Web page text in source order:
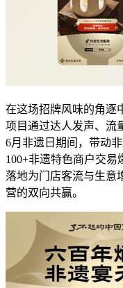
在这场招牌风味的角逐
项目通过达人发声、流
6月非遗日期间，带动
100+非遗特色商户交
落地为门店客流与生意
营的双向共赢。